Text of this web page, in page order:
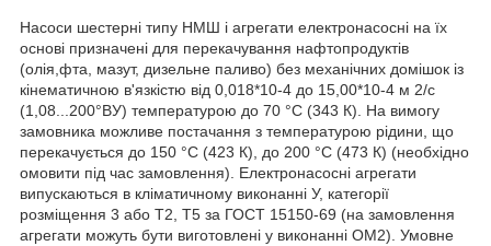
Насоси шестерні типу НМШ і агрегати електронасосні на їх
основі призначені для перекачування нафтопродуктів
(олія,фта, мазут, дизельне паливо) без механічних домішок із
кінематичною в'язкістю від 0,018*10-4 до 15,00*10-4 м 2/с
(1,08...200°ВУ) температурою до 70 °C (343 К). На вимогу
замовника можливе постачання з температурою рідини, що
перекачується до 150 °C (423 К), до 200 °C (473 К) (необхідно
омовити під час замовлення). Електронасосні агрегати
випускаються в кліматичному виконанні У, категорії
розміщення 3 або Т2, Т5 за ГОСТ 15150-69 (на замовлення
агрегати можуть бути виготовлені у виконанні ОМ2). Умовне